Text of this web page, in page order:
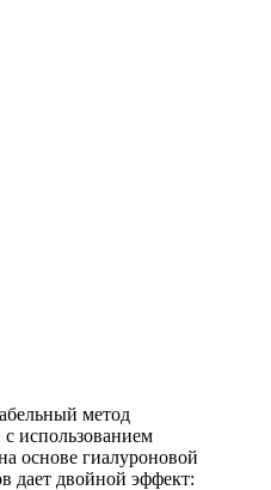
метод
использованием
основе гиалуроновой
дает двойной эффект: